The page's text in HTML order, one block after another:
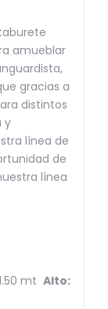
amueblar
gracias a
distintos
y
línea de
de
línea
mt Alto: